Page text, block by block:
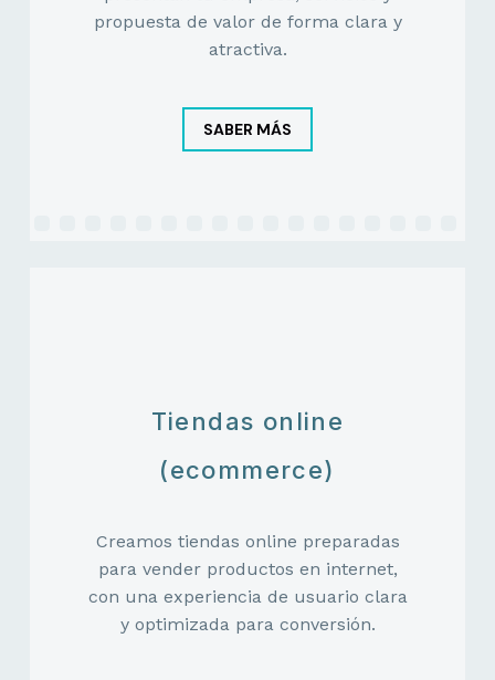
propuesta de valor de forma clara y
atractiva.
SABER MÁS
Tiendas online
(ecommerce)
Creamos tiendas online preparadas
para vender productos en internet,
con una experiencia de usuario clara
y optimizada para conversión.